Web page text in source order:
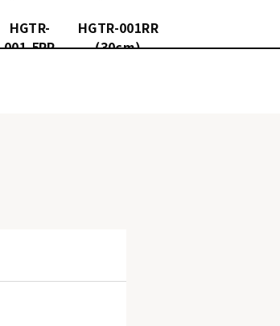
HGTR-
001.5RR
HGTR-001RR
(30cm)